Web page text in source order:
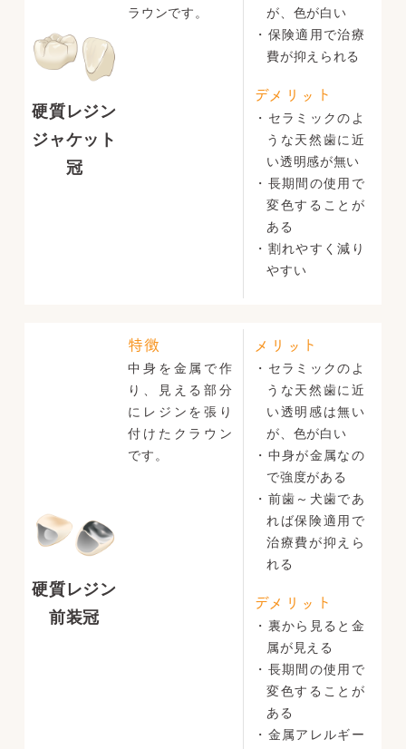
硬質レジン
ジャケット
冠
ラウンです。
が、色が白い
・保険適用で治療
費が抑えられる
デメリット
・セラミックのよ
うな天然歯に近
い透明感が無い
・長期間の使用で
変色することが
ある
・割れやすく減り
やすい
硬質レジン
前装冠
特徴
中身を金属で作
り、見える部分
にレジンを張り
付けたクラウン
です。
メリット
・セラミックのよ
うな天然歯に近
い透明感は無い
が、色が白い
・中身が金属なの
で強度がある
・前歯～犬歯であ
れば保険適用で
治療費が抑えら
れる
デメリット
・裏から見ると金
属が見える
・長期間の使用で
変色することが
ある
・金属アレルギー